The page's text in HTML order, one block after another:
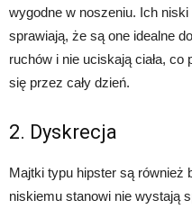
wygodne w noszeniu. Ich
sprawiają, że są one idealne
ruchów i nie uciskają ciała,
się przez cały dzień.
2. Dyskrecja
Majtki typu hipster są również
niskiemu stanowi nie wystają